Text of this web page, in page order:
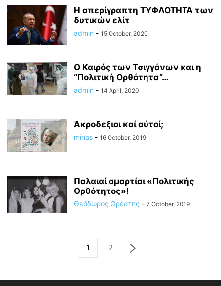
Η απερίγραπτη ΤΥΦΛΟΤΗΤΑ των
δυτικών ελίτ
admin - 15 October, 2020
Ο Καιρός των Τσιγγάνων και η
“Πολιτική Ορθότητα”…
admin - 14 April, 2020
Ἀκροδεξιοι καί αὐτοί;
minas - 16 October, 2019
Παλαιαί αμαρτίαι «Πολιτικής
Ορθότητος»!
Θεόδωρος Ορέστης - 7 October, 2019
1 2